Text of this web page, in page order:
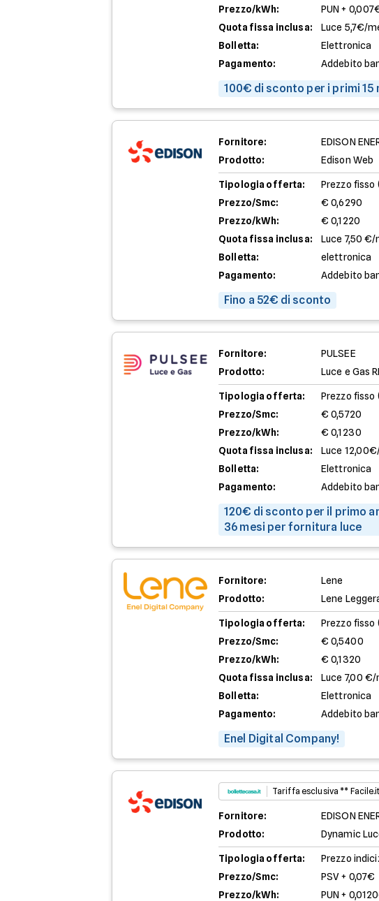
Prezzo/kWh:
PUN +
Quota fissa inclusa:
Luce 5,7€/
Bolletta:
Elettronica
Pagamento:
Addebito
100€ di sconto per i primi 15
Fornitore:
EDISON
Prodotto:
Edison Web
Tipologia offerta:
Prezzo fisso
Prezzo/Smc:
€ 0,6290
Prezzo/kWh:
€ 0,1220
Quota fissa inclusa:
Luce 7,50 €/
Bolletta:
elettronica
Pagamento:
Addebito
Fino a 52€ di sconto
Fornitore:
PULSEE
Prodotto:
Luce e Gas
Tipologia offerta:
Prezzo
Prezzo/Smc:
€ 0,5720
Prezzo/kWh:
€ 0,1230
Quota fissa inclusa:
Luce
Bolletta:
Elettronica
Pagamento:
Addebito
120€ di sconto per il primo
36 mesi per fornitura luce
Fornitore:
Lene
Prodotto:
Lene
Tipologia offerta:
Prezzo
Prezzo/Smc:
€ 0,5400
Prezzo/kWh:
€ 0,1320
Quota fissa inclusa:
Luce 7,00
Bolletta:
Elettronica
Pagamento:
Addebito
Enel Digital Company!
Tariffa esclusiva **
Fornitore:
EDISON
Prodotto:
Dynamic
Tipologia offerta:
Prezzo
Prezzo/Smc:
PSV + 0,07€
Prezzo/kWh:
PUN +